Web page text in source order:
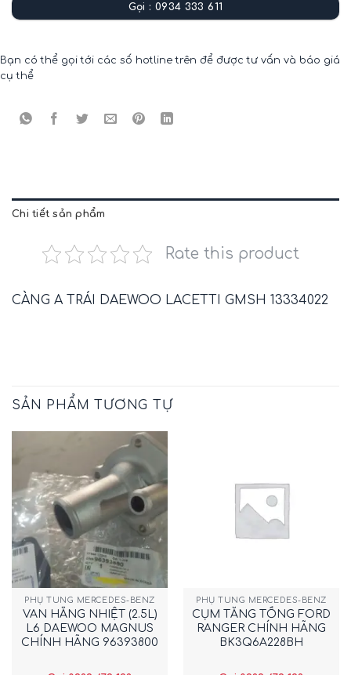
Gọi : 0934 333 611
Bạn có thể gọi tới các số hotline trên để được tư vấn và báo giá
cụ thể
Chi tiết sản phẩm
Rate this product
CÀNG A TRÁI DAEWOO LACETTI GMSH 13334022
SẢN PHẨM TƯƠNG TỰ
PHỤ TÙNG MERCEDES-BENZ
VAN HẰNG NHIỆT (2.5L)
L6 DAEWOO MAGNUS
CHÍNH HÃNG 96393800
PHỤ TÙNG MERCEDES-BENZ
CỤM TĂNG TỔNG FORD
RANGER CHÍNH HÃNG
BK3Q6A228BH